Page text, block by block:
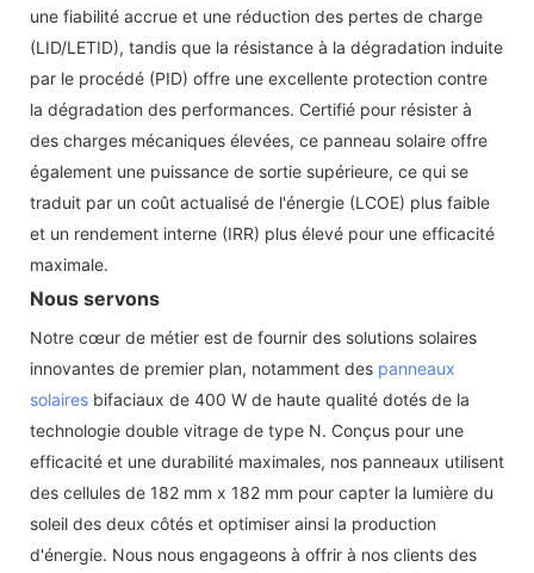
une fiabilité accrue et une réduction des pertes de charge
(LID/LETID), tandis que la résistance à la dégradation induite
par le procédé (PID) offre une excellente protection contre
la dégradation des performances. Certifié pour résister à
des charges mécaniques élevées, ce panneau solaire offre
également une puissance de sortie supérieure, ce qui se
traduit par un coût actualisé de l'énergie (LCOE) plus faible
et un rendement interne (IRR) plus élevé pour une efficacité
maximale.
Nous servons
Notre cœur de métier est de fournir des solutions solaires
innovantes de premier plan, notamment des panneaux
solaires bifaciaux de 400 W de haute qualité dotés de la
technologie double vitrage de type N. Conçus pour une
efficacité et une durabilité maximales, nos panneaux utilisent
des cellules de 182 mm x 182 mm pour capter la lumière du
soleil des deux côtés et optimiser ainsi la production
d'énergie. Nous nous engageons à offrir à nos clients des